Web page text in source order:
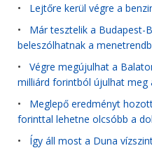
• Lejtőre kerül végre a
• Már tesztelik a Budapest-
beleszólhatnak a
• Végre megújulhat a
milliárd forintból újulhat meg
• Meglepő eredményt
forinttal lehetne olcsóbb a
• Így áll most a Duna